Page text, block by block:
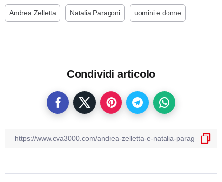
Andrea Zelletta Natalia Paragoni uomini e donne
Condividi articolo